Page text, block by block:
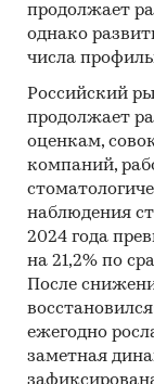
продолжает
однако
числа
Российский
продолжает
оценкам,
компаний,
наблюдения
2024 года
на 21,2% по
После
ежегодно
заметная